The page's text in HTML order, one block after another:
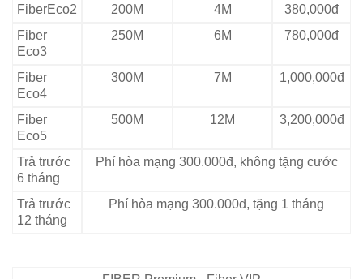
FiberEco2
200M 4M
380,000đ
Fiber
Eco3
250M 6M 780,000đ
Fiber
Eco4
300M 7M 1,000,000đ
Fiber
Eco5
500M 12M 3,200,000đ
Trả trước
6 tháng
Phí hòa mạng 300.000đ, không tặng cước
Trả trước
12 tháng
Phí hòa mạng 300.000đ, tặng 1 tháng